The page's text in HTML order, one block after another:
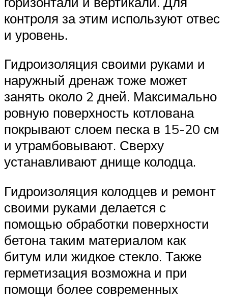
контроля за этим используют отвес
и уровень.
Гидроизоляция своими руками и
наружный дренаж тоже может
занять около 2 дней. Максимально
ровную поверхность котлована
покрывают слоем песка в 15-20 см
и утрамбовывают. Сверху
устанавливают днище колодца.
Гидроизоляция колодцев и ремонт
своими руками делается с
помощью обработки поверхности
бетона таким материалом как
битум или жидкое стекло. Также
герметизация возможна и при
помощи более современных